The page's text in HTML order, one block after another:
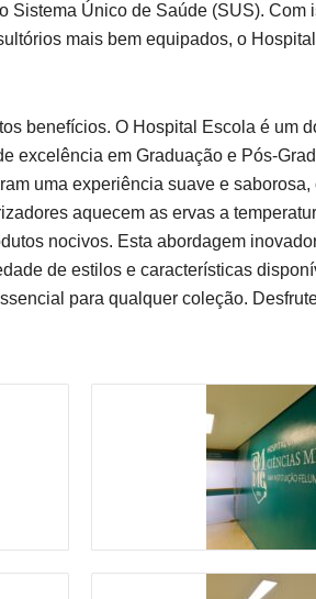
Sistema Único de Saúde (SUS).
mais bem equipados, o
benefícios. O Hospital Escola é
excelência em Graduação e Pós-
uma experiência suave e saborosa,
aquecem as ervas a
nocivos. Esta abordagem
de estilos e características
para qualquer coleção.